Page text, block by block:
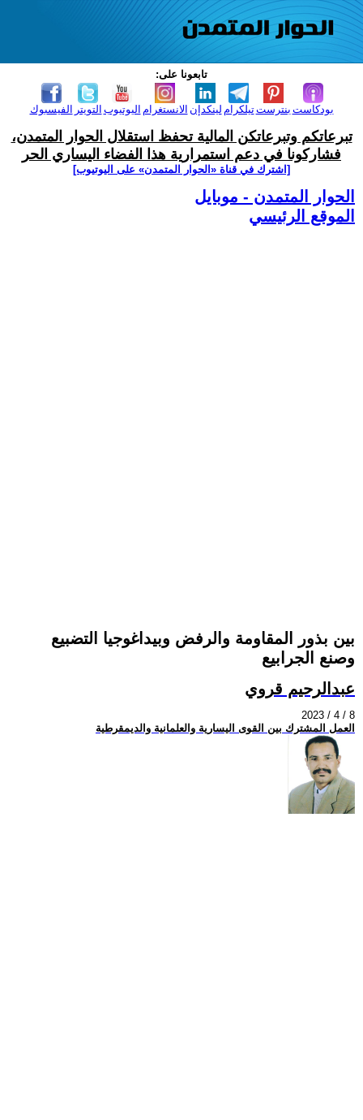
تابعونا على:
الفيسبوك التويتر اليوتيوب الانستغرام لينكدإن تيلكرامبنترست بودكاست
تبرعاتكم وتبرعاتكن المالية تحفظ استقلال الحوار المتمدن،
فشاركونا في دعم استمرارية هذا الفضاء اليساري الحر
[اشترك في قناة ‫«الحوار المتمدن» على اليوتيوب]
الحوار المتمدن - موبايل
الموقع الرئيسي
بين بذور المقاومة والرفض وبيداغوجيا التضبيع
وصنع الجرابيع
عبدالرحيم قروي
2023 / 4 / 8
العمل المشترك بين القوى اليسارية والعلمانية والديمقرطية